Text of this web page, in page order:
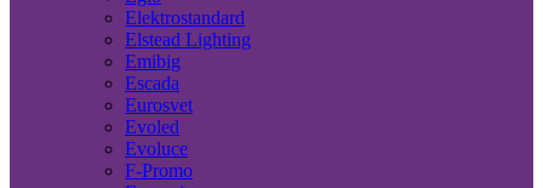
Elektrostandard
Elstead Lighting
Emibig
Escada
Eurosvet
Evoled
Evoluce
F-Promo